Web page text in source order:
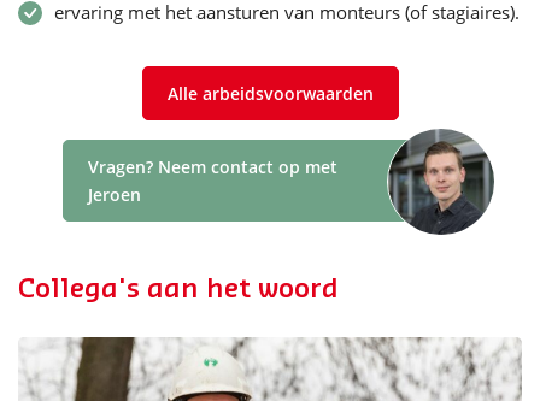
ervaring met het aansturen van monteurs (of stagiaires).
Alle arbeidsvoorwaarden
Vragen? Neem contact op met
Jeroen
Collega's aan het woord